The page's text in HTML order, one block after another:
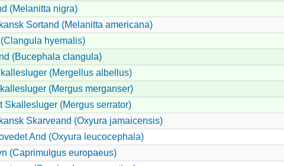
(Melanitta nigra)
Sortand (Melanitta americana)
hyemalis)
(Bucephala clangula)
(Mergellus albellus)
(Mergus merganser)
Skallesluger (Mergus serrator)
Skarveand (Oxyura jamaicensis)
And (Oxyura leucocephala)
(Caprimulgus europaeus)